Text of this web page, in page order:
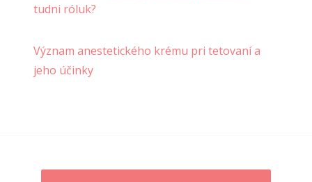
tudni róluk?
Význam anestetického krému pri tetovaní a
jeho účinky